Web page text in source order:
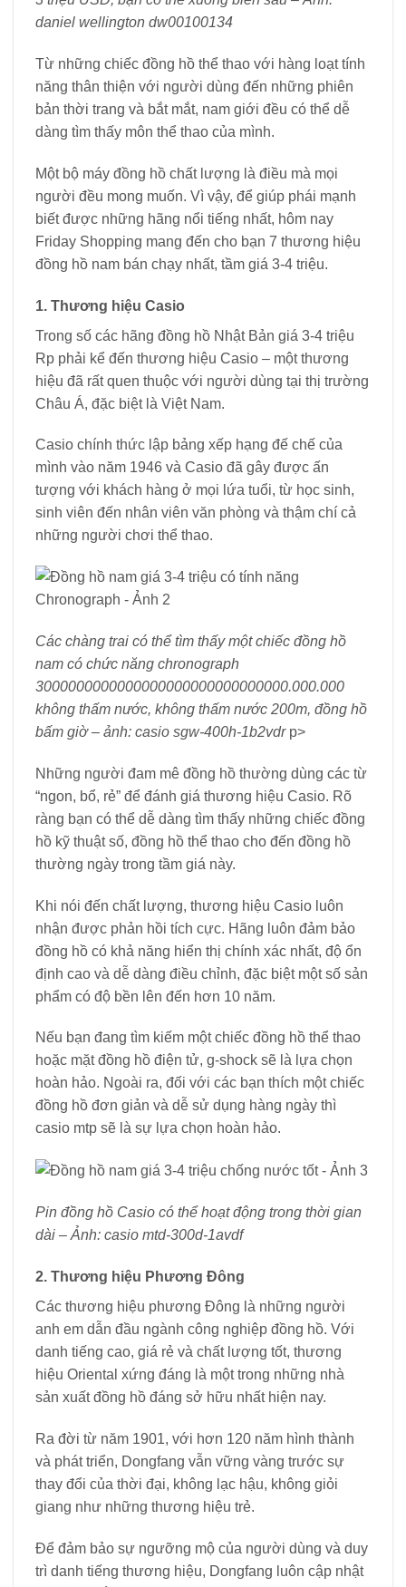
daniel wellington dw00100134
Từ những chiếc đồng hồ thể thao với hàng loạt tính
năng thân thiện với người dùng đến những phiên
bản thời trang và bắt mắt, nam giới đều có thể dễ
dàng tìm thấy môn thể thao của mình.
Một bộ máy đồng hồ chất lượng là điều mà mọi
người đều mong muốn. Vì vậy, để giúp phái mạnh
biết được những hãng nổi tiếng nhất, hôm nay
Friday Shopping mang đến cho bạn 7 thương hiệu
đồng hồ nam bán chạy nhất, tầm giá 3-4 triệu.
1. Thương hiệu Casio
Trong số các hãng đồng hồ Nhật Bản giá 3-4 triệu
Rp phải kể đến thương hiệu Casio – một thương
hiệu đã rất quen thuộc với người dùng tại thị trường
Châu Á, đặc biệt là Việt Nam.
Casio chính thức lập bảng xếp hạng đế chế của
mình vào năm 1946 và Casio đã gây được ấn
tượng với khách hàng ở mọi lứa tuổi, từ học sinh,
sinh viên đến nhân viên văn phòng và thậm chí cả
những người chơi thể thao.
Các chàng trai có thể tìm thấy một chiếc đồng hồ
nam có chức năng chronograph
3000000000000000000000000000000.000.000
không thấm nước, không thấm nước 200m, đồng hồ
bấm giờ – ảnh: casio sgw-400h-1b2vdr p>
Những người đam mê đồng hồ thường dùng các từ
“ngon, bổ, rẻ” để đánh giá thương hiệu Casio. Rõ
ràng bạn có thể dễ dàng tìm thấy những chiếc đồng
hồ kỹ thuật số, đồng hồ thể thao cho đến đồng hồ
thường ngày trong tầm giá này.
Khi nói đến chất lượng, thương hiệu Casio luôn
nhận được phản hồi tích cực. Hãng luôn đảm bảo
đồng hồ có khả năng hiển thị chính xác nhất, độ ổn
định cao và dễ dàng điều chỉnh, đặc biệt một số sản
phẩm có độ bền lên đến hơn 10 năm.
Nếu bạn đang tìm kiếm một chiếc đồng hồ thể thao
hoặc mặt đồng hồ điện tử, g-shock sẽ là lựa chọn
hoàn hảo. Ngoài ra, đối với các bạn thích một chiếc
đồng hồ đơn giản và dễ sử dụng hàng ngày thì
casio mtp sẽ là sự lựa chọn hoàn hảo.
Pin đồng hồ Casio có thể hoạt động trong thời gian
dài – Ảnh: casio mtd-300d-1avdf
2. Thương hiệu Phương Đông
Các thương hiệu phương Đông là những người
anh em dẫn đầu ngành công nghiệp đồng hồ. Với
danh tiếng cao, giá rẻ và chất lượng tốt, thương
hiệu Oriental xứng đáng là một trong những nhà
sản xuất đồng hồ đáng sở hữu nhất hiện nay.
Ra đời từ năm 1901, với hơn 120 năm hình thành
và phát triển, Dongfang vẫn vững vàng trước sự
thay đổi của thời đại, không lạc hậu, không giỏi
giang như những thương hiệu trẻ.
Để đảm bảo sự ngưỡng mộ của người dùng và duy
trì danh tiếng thương hiệu, Dongfang luôn cập nhật